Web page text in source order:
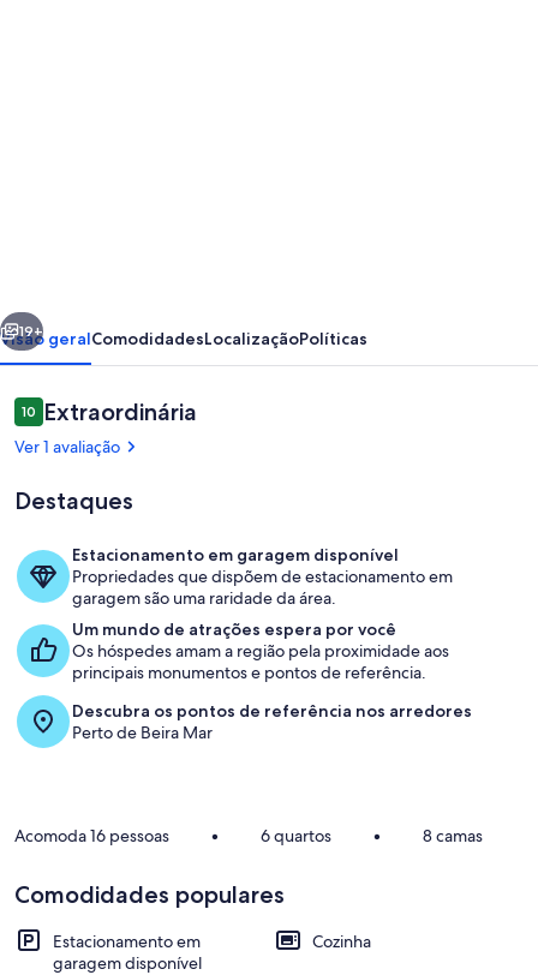
Opções para refeição
Próximo
19+
Visão geralComodidadesLocalizaçãoPolíticas
Avaliações
1010 de 10
Extraordinária
Ver 1 avaliação
Destaques
Estacionamento em garagem disponível
Propriedades que dispõem de estacionamento em
garagem são uma raridade da área.
Um mundo de atrações espera por você
Os hóspedes amam a região pela proximidade aos
principais monumentos e pontos de referência.
Descubra os pontos de referência nos arredores
Perto de Beira Mar
Acomoda 16 pessoas • 6 quartos • 8 camas
Comodidades populares
Estacionamento em
garagem disponível
Cozinha